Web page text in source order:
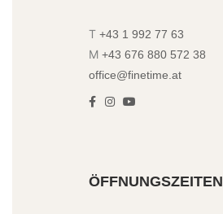
T +43 1 992 77 63
M +43 676 880 572 38
office@finetime.at
ÖFFNUNGSZEITEN